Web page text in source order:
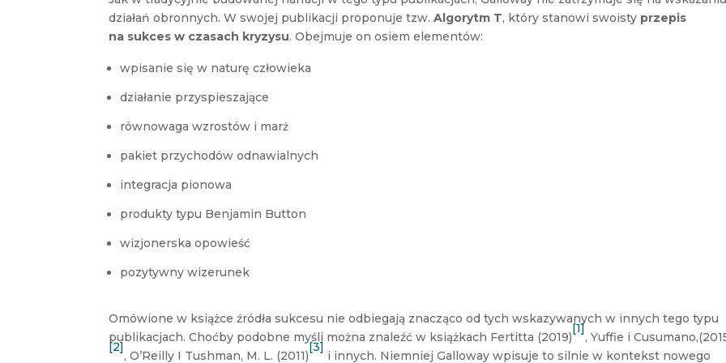
działań obronnych. W swojej publikacji proponuje tzw.Algorytm T, który stanowi swoisty przepis
na sukces w czasach kryzysu. Obejmuje on osiem elementów:
wpisanie się w naturę człowieka
działanie przyspieszające
równowaga wzrostów i marż
pakiet przychodów odnawialnych
integracja pionowa
produkty typu Benjamin Button
wizjonerska opowieść
pozytywny wizerunek
Omówione w książce źródła sukcesu nie odbiegają znacząco od tych wskazywanych w innych tego typu
publikacjach. Choćby podobne myśli można znaleźć w książkach Fertitta (2019)
[1]
, Yuffie i
[2]
, O’Reilly I Tushman, M. L. (2011)
[3]
i innych. Niemniej Galloway wpisuje to silnie w kontekst nowego